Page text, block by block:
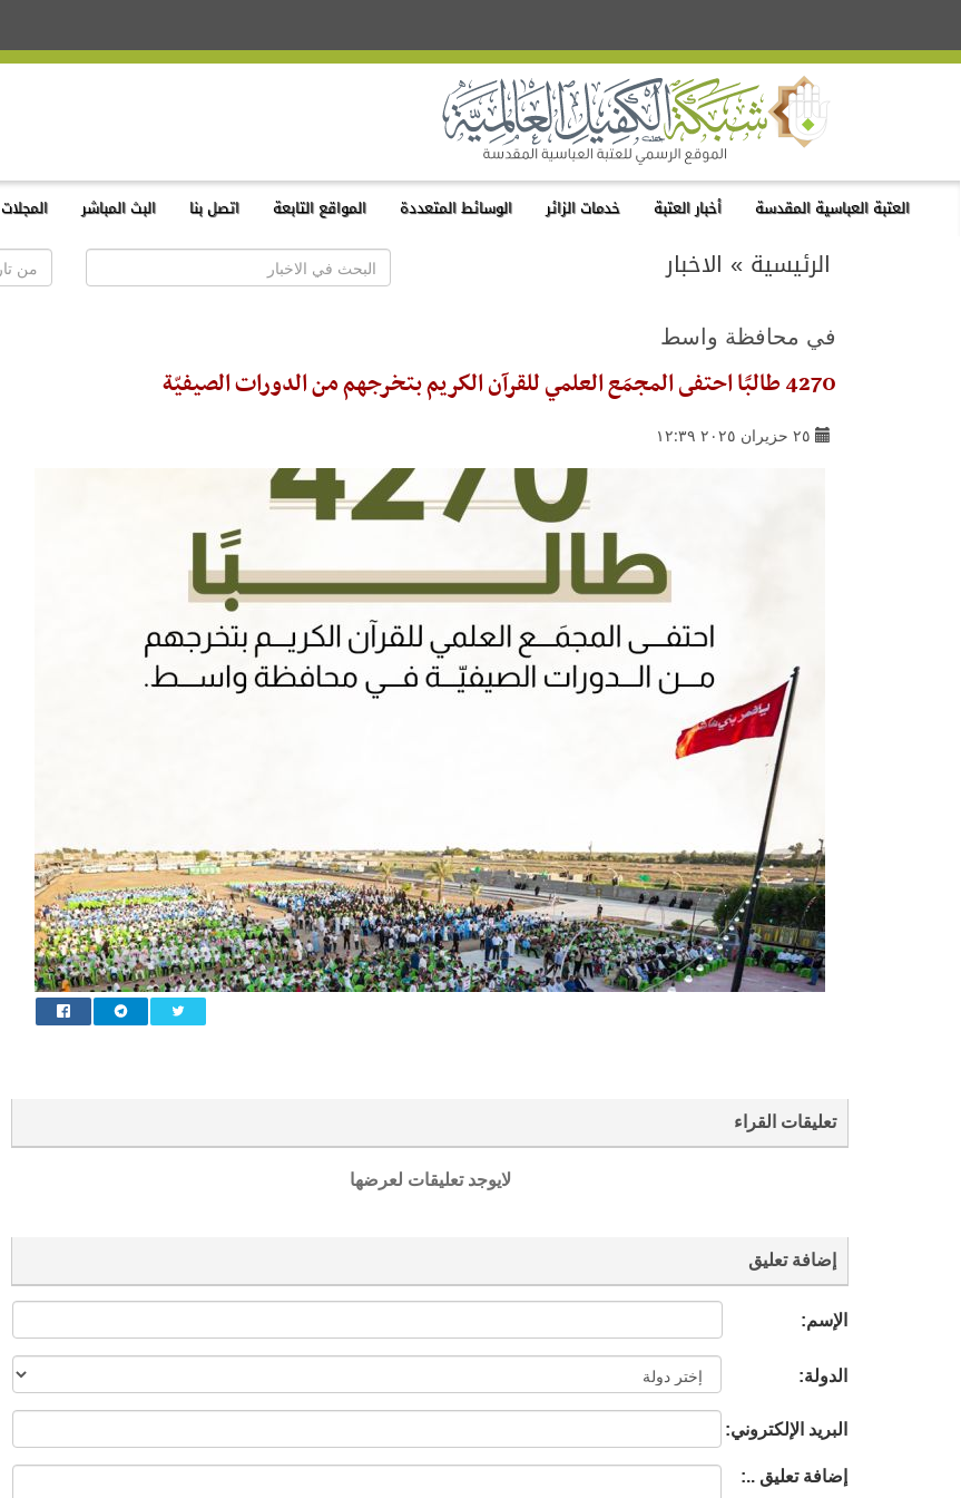
العتبة العباسية المقدسة أخبار العتبة خدمات الزائر الوسائط المتعددة المواقع التابعة اتصل بنا البث المباشر المجلات
الرئيسية » الاخبار
في محافظة واسط
4270 طالبًا احتفى المجمَع العلمي للقرآن الكريم بتخرجهم من الدورات الصيفيّة
٢٥ حزيران ٢٠٢٥ ١٢:٣٩
تعليقات القراء
لايوجد تعليقات لعرضها
إضافة تعليق
الإسم:
الدولة:
البريد الإلكتروني:
إضافة تعليق ..: